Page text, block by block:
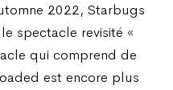
2022, Starbugs
spectacle revisité «
qui comprend de
est encore plus